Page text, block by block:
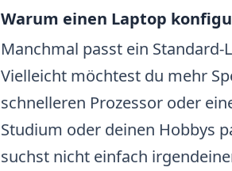
Warum einen Laptop
Manchmal passt ein
Vielleicht möchtest du mehr
schnelleren Prozessor oder
Studium oder deinen Hobbys
suchst nicht einfach